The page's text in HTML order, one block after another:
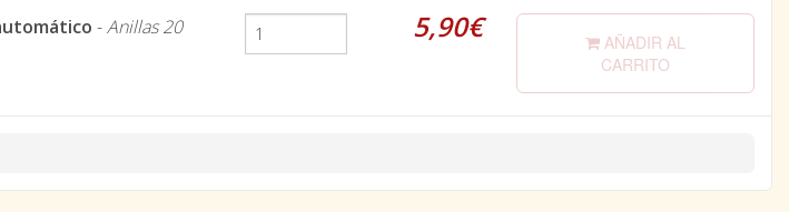
-Anillas 20
5,90€
AÑADIR AL
CARRITO